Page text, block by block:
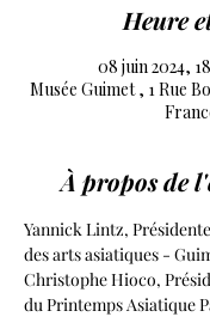
Heure
08 juin 2024,
Musée Guimet , 1 Rue
À propos de
Yannick Lintz,
des arts asiatiques -
Christophe Hioco,
du Printemps Asiatique